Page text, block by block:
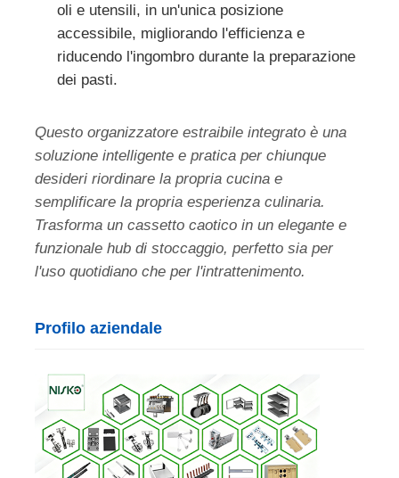
oli e utensili, in un'unica posizione
accessibile, migliorando l'efficienza e
riducendo l'ingombro durante la preparazione
dei pasti.
Questo organizzatore estraibile integrato è una
soluzione intelligente e pratica per chiunque
desideri riordinare la propria cucina e
semplificare la propria esperienza culinaria.
Trasforma un cassetto caotico in un elegante e
funzionale hub di stoccaggio, perfetto sia per
l'uso quotidiano che per l'intrattenimento.
Profilo aziendale